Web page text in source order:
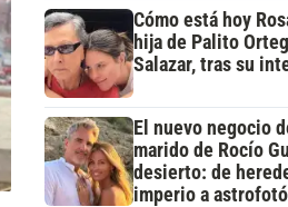
Cómo está hoy
hija de Palito
Salazar, tras su
El nuevo negocio
marido de Rocío
desierto: de
imperio a